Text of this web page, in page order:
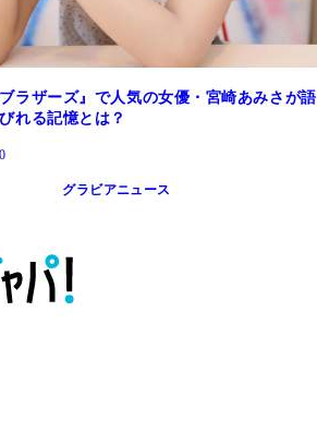
ラザーズ』で人気の女優・宮崎あみさが語
れる記憶とは？
グラビアニュース